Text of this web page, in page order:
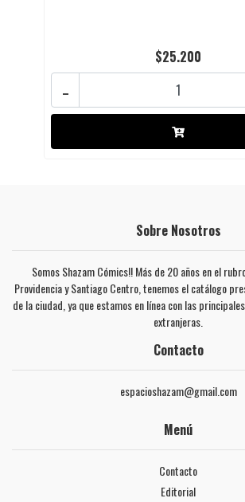
$25.200
-
Sobre Nosotros
Somos Shazam Cómics!! Más de 20 años en el
Providencia y Santiago Centro, tenemos el catálogo
de la ciudad, ya que estamos en línea con las
extranjeras.
Contacto
espacioshazam@gmail.com
Menú
Contacto
Editorial